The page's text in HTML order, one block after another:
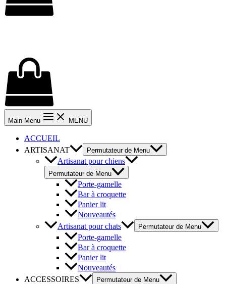
Main Menu MENU
ACCUEIL
ARTISANAT
Permutateur de Menu
Artisanat pour chiens
Permutateur de Menu
Porte-gamelle
Bar à croquette
Panier lit
Nouveautés
Artisanat pour chats
Permutateur de Menu
Porte-gamelle
Bar à croquette
Panier lit
Nouveautés
ACCESSOIRES
Permutateur de Menu